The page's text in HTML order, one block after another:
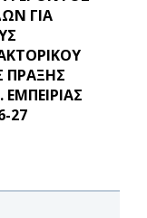
ΓΙΑ
ΠΡΑΞΗΣ
27